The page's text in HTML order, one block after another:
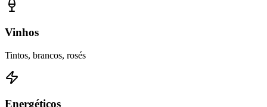
Vinhos
Tintos, brancos, rosés
Energéticos